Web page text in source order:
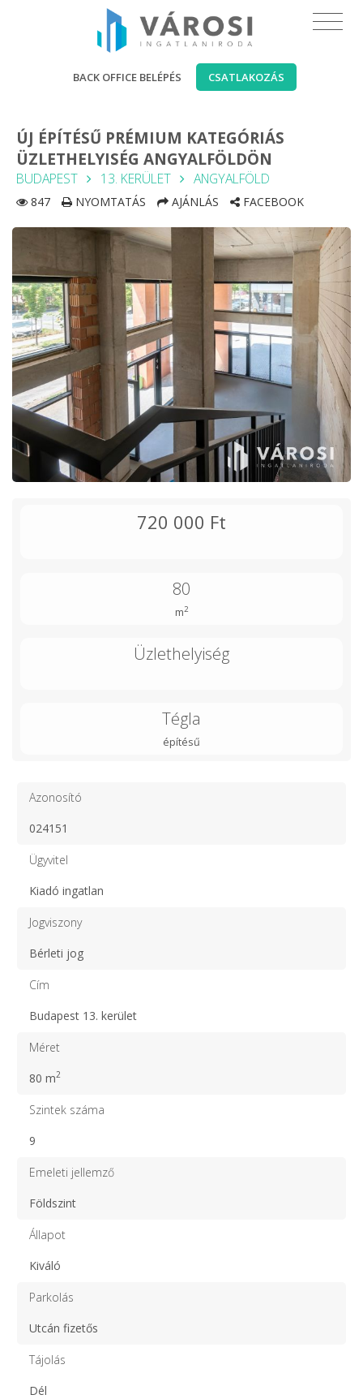
BACK OFFICE BELÉPÉS CSATLAKOZÁS
ÚJ ÉPÍTÉSŰ PRÉMIUM KATEGÓRIÁS
ÜZLETHELYISÉG ANGYALFÖLDÖN
BUDAPEST 13. KERÜLET ANGYALFÖLD
847 NYOMTATÁS AJÁNLÁS FACEBOOK
720 000 Ft
80
m2
Üzlethelyiség
Tégla
építésű
Azonosító
024151
Ügyvitel
Kiadó ingatlan
Jogviszony
Bérleti jog
Cím
Budapest 13. kerület
Méret
80 m2
Szintek száma
9
Emeleti jellemző
Földszint
Állapot
Kiváló
Parkolás
Utcán fizetős
Tájolás
Dél